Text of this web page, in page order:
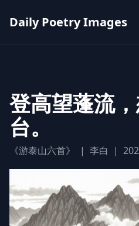
Daily Poetry Images
登高望蓬流
台。
《游泰山六首》 | 李白 |